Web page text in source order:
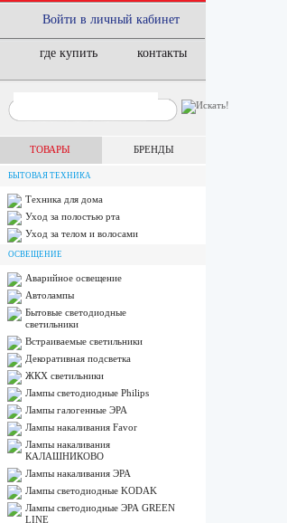
Войти в личный кабинет
где купить контакты
ТОВАРЫ БРЕНДЫ
БЫТОВАЯ ТЕХНИКА
Техника для дома
Уход за полостью рта
Уход за телом и волосами
ОСВЕЩЕНИЕ
Аварийное освещение
Автолампы
Бытовые светодиодные
светильники
Встраиваемые светильники
Декоративная подсветка
ЖКХ светильники
Лампы cветодиодные Philips
Лампы галогенные ЭРА
Лампы накаливания Favor
Лампы накаливания
КАЛАШНИКОВО
Лампы накаливания ЭРА
Лампы светодиодные KODAK
Лампы светодиодные ЭРА GREEN
LINE